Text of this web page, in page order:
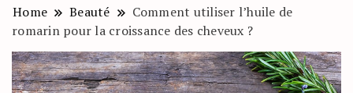
Home Beauté
Comment utiliser l’huile de
romarin pour la croissance des cheveux ?